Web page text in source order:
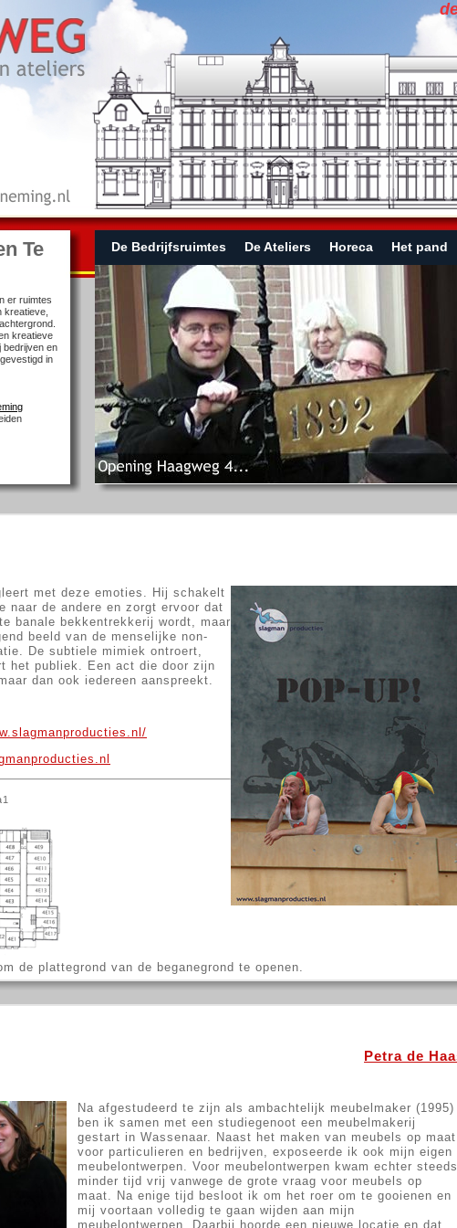
De Bedrijfsruimtes De Ateliers Horeca Het pand
Te
er ruimtes
kreatieve,
kreatieve
bedrijven en
in
met deze emoties. Hij schakelt
naar de andere en zorgt ervoor dat
banale bekkentrekkerij wordt, maar
beeld van de menselijke non-
De subtiele mimiek ontroert,
het publiek. Een act die door zijn
dan ook iedereen aanspreekt.
de plattegrond van de beganegrond te openen.
Petra de
Na afgestudeerd te zijn als ambachtelijk meubelmaker (1995)
ben ik samen met een studiegenoot een meubelmakerij
gestart in Wassenaar. Naast het maken van meubels op maat
voor particulieren en bedrijven, exposeerde ik ook mijn eigen
meubelontwerpen. Voor meubelontwerpen kwam echter steeds
minder tijd vrij vanwege de grote vraag voor meubels op
maat. Na enige tijd besloot ik om het roer om te gooienen en
mij voortaan volledig te gaan wijden aan mijn
meubelontwerpen. Daarbij hoorde een nieuwe locatie en dat